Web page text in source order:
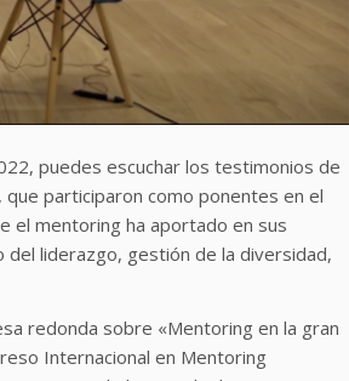
puedes escuchar los testimonios de
participaron como ponentes en el
el mentoring ha aportado en sus
liderazgo, gestión de la diversidad,
redonda sobre «Mentoring en la gran
Internacional en Mentoring